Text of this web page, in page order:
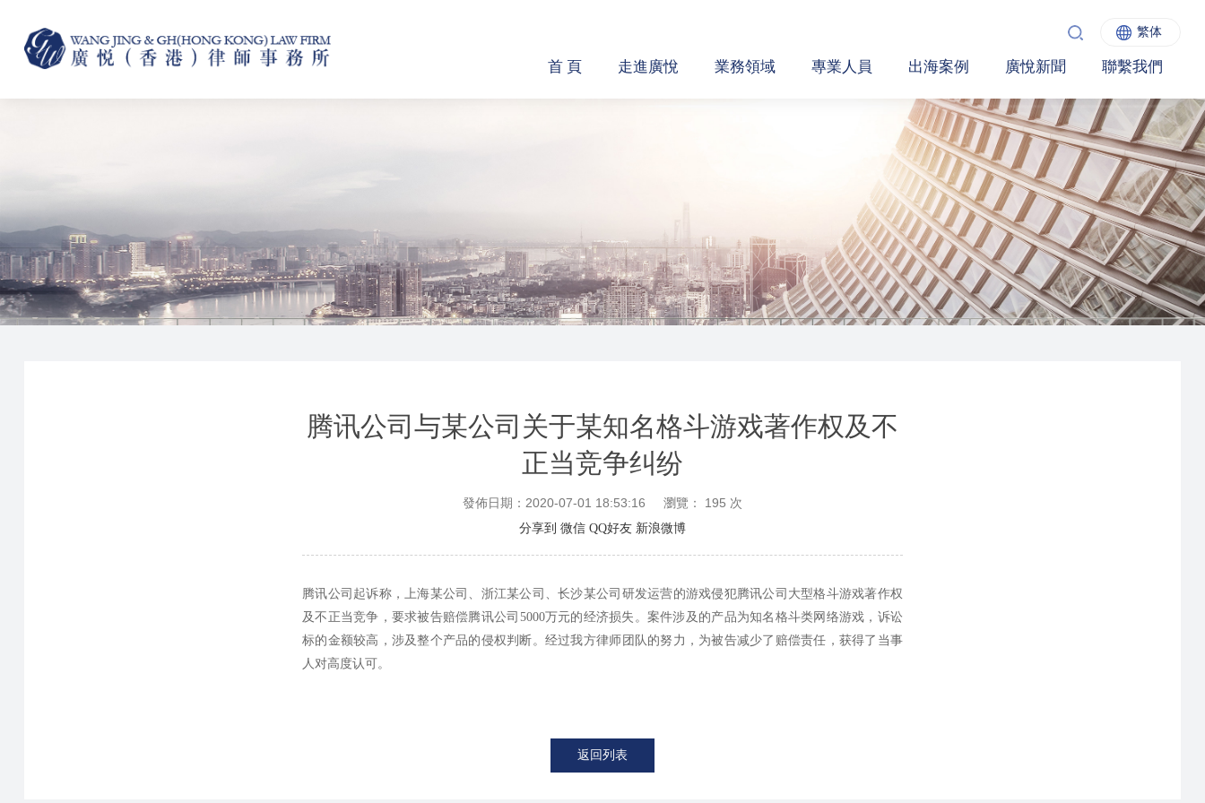
首 頁 走進廣悅 業務領域 專業人員 出海案例 廣悅新聞 聯繫我們
繁体
腾讯公司与某公司关于某知名格斗游戏著作权及不
正当竞争纠纷
發佈日期：2020-07-01 18:53:16 瀏覽： 195 次
分享到 微信 QQ好友 新浪微博
腾讯公司起诉称，上海某公司、浙江某公司、长沙某公司研发运营的游戏侵犯腾讯公司大型格斗游戏著作权
及不正当竞争，要求被告赔偿腾讯公司5000万元的经济损失。案件涉及的产品为知名格斗类网络游戏，诉讼
标的金额较高，涉及整个产品的侵权判断。经过我方律师团队的努力，为被告减少了赔偿责任，获得了当事
人对高度认可。
返回列表